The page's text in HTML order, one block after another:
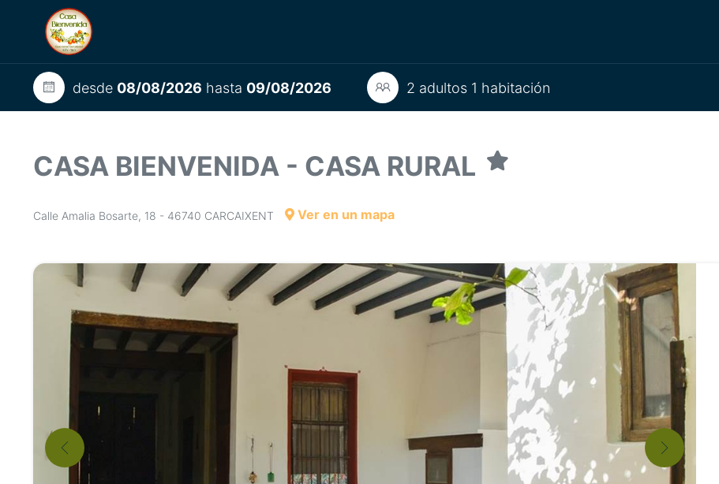
desde 08/08/2026 hasta 09/08/2026 2 adultos 1 habitación
CASA BIENVENIDA - CASA RURAL
Calle Amalia Bosarte, 18 - 46740 CARCAIXENT Ver en un mapa